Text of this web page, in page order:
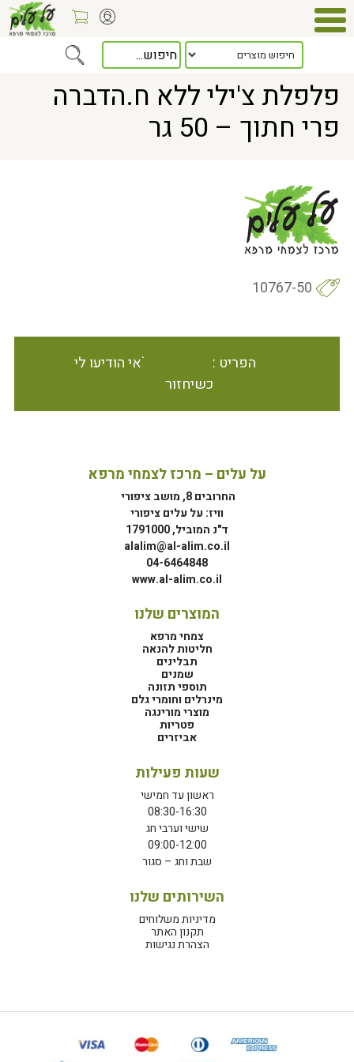
> פלפלת צ'ילי ללא ח.הדברה פרי חתוך – 50 גר
פלפלת צ'ילי ללא ח.הדברה
פרי חתוך – 50 גר
10767-50
הפריט אינו זמין במלאי הודיעו לי
כשיחזור
על עלים – מרכז לצמחי מרפא
החרובים 8, מושב ציפורי
וויז: על עלים ציפורי
ד"נ המוביל, 1791000
alalim@al-alim.co.il
04-6464848
www.al-alim.co.il
המוצרים שלנו
צמחי מרפא
חליטות להנאה
תבלינים
שמנים
תוספי תזונה
מינרלים וחומרי גלם
מוצרי מורינגה
פטריות
אביזרים
שעות פעילות
ראשון עד חמישי
08:30-16:30
שישי וערבי חג
09:00-12:00
שבת וחג – סגור
השירותים שלנו
מדיניות משלוחים
תקנון האתר
הצהרת נגישות